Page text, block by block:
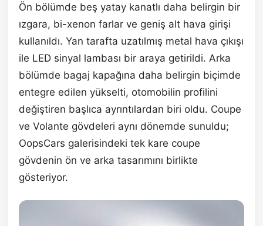
Ön bölümde beş yatay kanatlı daha belirgin bir
ızgara, bi-xenon farlar ve geniş alt hava girişi
kullanıldı. Yan tarafta uzatılmış metal hava çıkışı
ile LED sinyal lambası bir araya getirildi. Arka
bölümde bagaj kapağına daha belirgin biçimde
entegre edilen yükselti, otomobilin profilini
değiştiren başlıca ayrıntılardan biri oldu. Coupe
ve Volante gövdeleri aynı dönemde sunuldu;
OopsCars galerisindeki tek kare coupe
gövdenin ön ve arka tasarımını birlikte
gösteriyor.